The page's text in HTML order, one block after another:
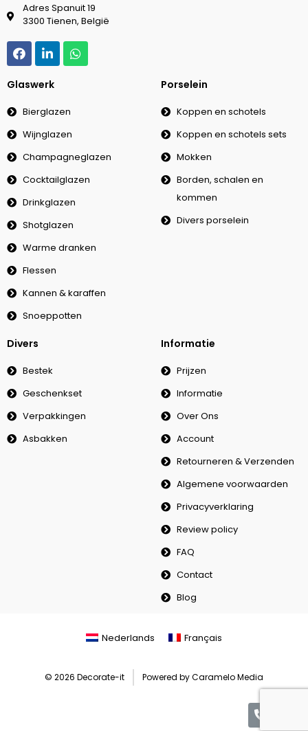
Adres Spanuit 19
3300 Tienen, België
Glaswerk
Bierglazen
Wijnglazen
Champagneglazen
Cocktailglazen
Drinkglazen
Shotglazen
Warme dranken
Flessen
Kannen & karaffen
Snoeppotten
Porselein
Koppen en schotels
Koppen en schotels sets
Mokken
Borden, schalen en
kommen
Divers porselein
Divers
Bestek
Geschenkset
Verpakkingen
Asbakken
Informatie
Prijzen
Informatie
Over Ons
Account
Retourneren & Verzenden
Algemene voorwaarden
Privacyverklaring
Review policy
FAQ
Contact
Blog
Nederlands Français
© 2026 Decorate-it Powered by Caramelo Media